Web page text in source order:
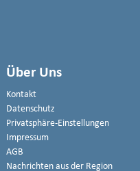
Über Uns
Kontakt
Datenschutz
Privatsphäre-Einstellungen
Impressum
AGB
Nachrichten aus der Region